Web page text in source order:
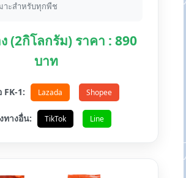
มาะสำหรับทุกพืช
(2กิโลกรัม) ราคา : 890
บาท
FK-1: Lazada Shopee
ทางอื่น: TikTok Line